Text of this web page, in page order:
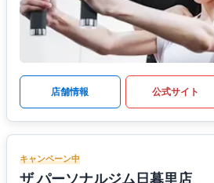
店舗情報 公式サイト
キャンペーン中
ザ パーソナルジム日暮里店